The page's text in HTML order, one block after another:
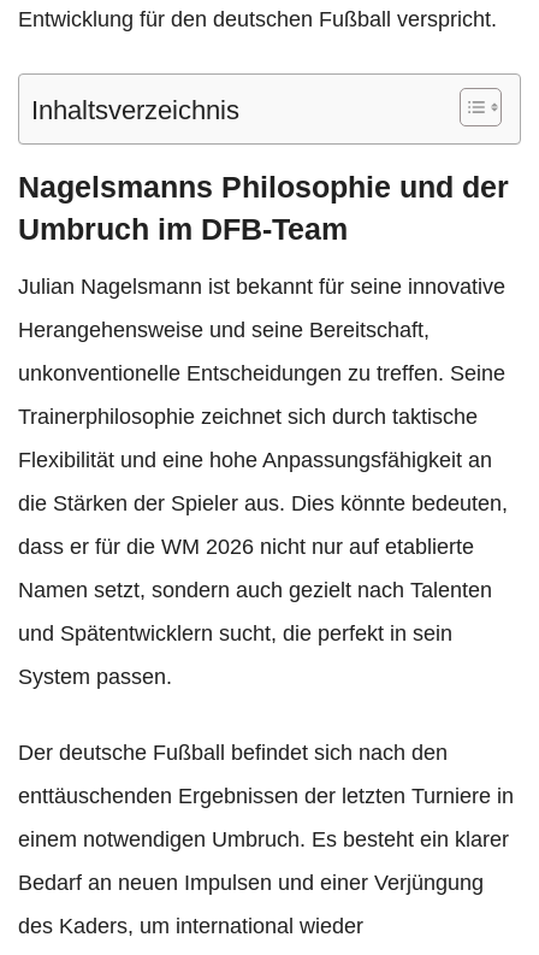
Entwicklung für den deutschen Fußball verspricht.
Inhaltsverzeichnis
Nagelsmanns Philosophie und der
Umbruch im DFB-Team
Julian Nagelsmann ist bekannt für seine innovative
Herangehensweise und seine Bereitschaft,
unkonventionelle Entscheidungen zu treffen. Seine
Trainerphilosophie zeichnet sich durch taktische
Flexibilität und eine hohe Anpassungsfähigkeit an
die Stärken der Spieler aus. Dies könnte bedeuten,
dass er für die WM 2026 nicht nur auf etablierte
Namen setzt, sondern auch gezielt nach Talenten
und Spätentwicklern sucht, die perfekt in sein
System passen.
Der deutsche Fußball befindet sich nach den
enttäuschenden Ergebnissen der letzten Turniere in
einem notwendigen Umbruch. Es besteht ein klarer
Bedarf an neuen Impulsen und einer Verjüngung
des Kaders, um international wieder